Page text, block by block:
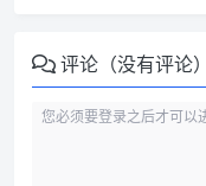
评论（没有评论）